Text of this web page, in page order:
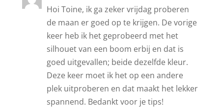
Hoi Toine, ik ga zeker vrijdag proberen
de maan er goed op te krijgen. De vorige
keer heb ik het geprobeerd met het
silhouet van een boom erbij en dat is
goed uitgevallen; beide dezelfde kleur.
Deze keer moet ik het op een andere
plek uitproberen en dat maakt het lekker
spannend. Bedankt voor je tips!